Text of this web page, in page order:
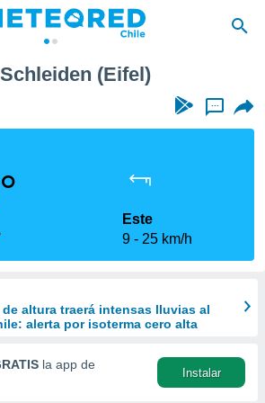
(Eifel)
...
Este
9
25 km/h
altura traerá intensas lluvias al
alerta por isoterma cero alta
la app de
Instalar